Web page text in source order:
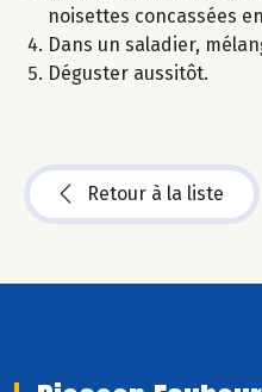
noisettes concassées
Dans un saladier,
Déguster aussitôt.
Retour à la liste